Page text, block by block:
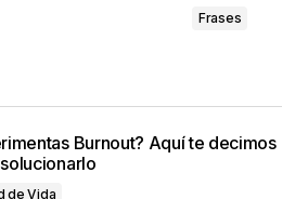
Frases
Burnout? Aquí te decimos
de Vida